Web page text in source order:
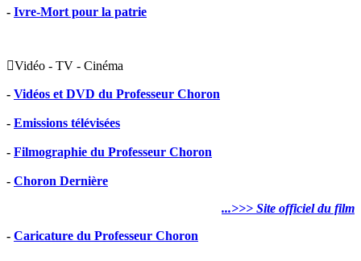
- Ivre-Mort pour la patrie
Vidéo - TV - Cinéma
- Vidéos et DVD du Professeur Choron
- Emissions télévisées
- Filmographie du Professeur Choron
- Choron Dernière
...>>> Site officiel du film
- Caricature du Professeur Choron